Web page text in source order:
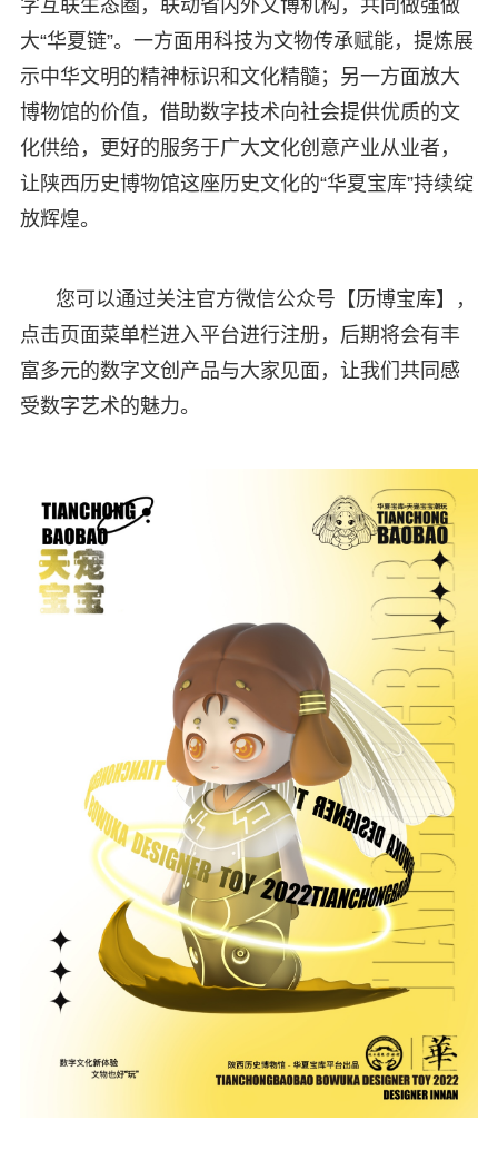
字互联生态圈，联动省内外文博机构，共同做强做
大“华夏链”。一方面用科技为文物传承赋能，提炼展
示中华文明的精神标识和文化精髓；另一方面放大
博物馆的价值，借助数字技术向社会提供优质的文
化供给，更好的服务于广大文化创意产业从业者，
让陕西历史博物馆这座历史文化的“华夏宝库”持续绽
放辉煌。
您可以通过关注官方微信公众号【历博宝库】，
点击页面菜单栏进入平台进行注册，后期将会有丰
富多元的数字文创产品与大家见面，让我们共同感
受数字艺术的魅力。